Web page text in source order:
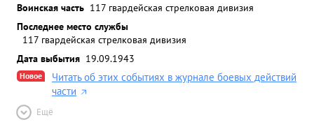
Воинская часть 117 гвардейская стрелковая дивизия
Последнее место службы
117 гвардейская стрелковая дивизия
Дата выбытия 19.09.1943
Новое
Читать об этих событиях в журнале боевых действий
части
Ещё